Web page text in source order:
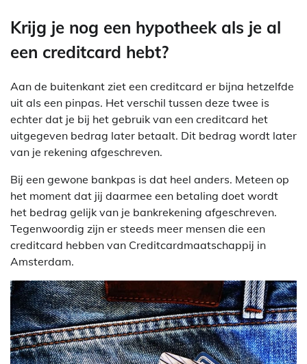
Krijg je nog een hypotheek als je al
een creditcard hebt?
Aan de buitenkant ziet een creditcard er bijna hetzelfde
uit als een pinpas. Het verschil tussen deze twee is
echter dat je bij het gebruik van een creditcard het
uitgegeven bedrag later betaalt. Dit bedrag wordt later
van je rekening afgeschreven.
Bij een gewone bankpas is dat heel anders. Meteen op
het moment dat jij daarmee een betaling doet wordt
het bedrag gelijk van je bankrekening afgeschreven.
Tegenwoordig zijn er steeds meer mensen die een
creditcard hebben van Creditcardmaatschappij in
Amsterdam.